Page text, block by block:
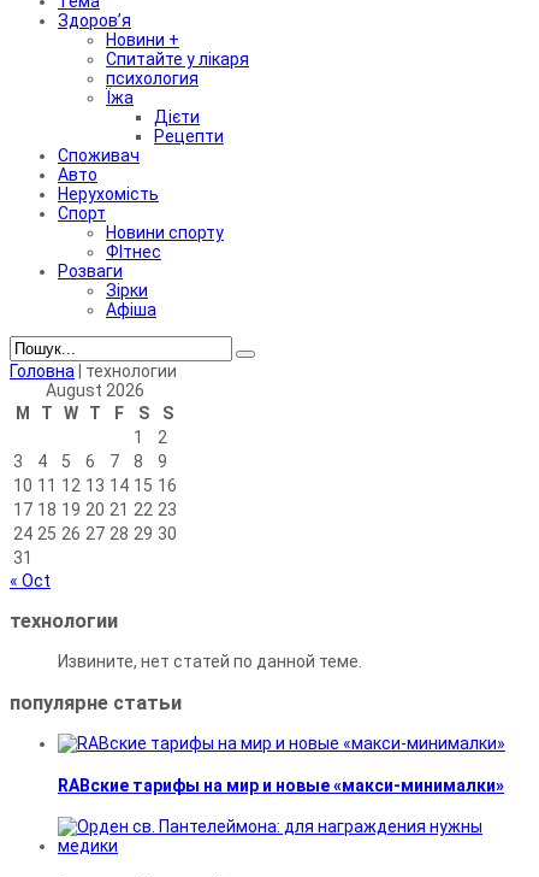
Здоров’я
Новини +
Спитайте у лікаря
психология
Їжа
Дієти
Рецепти
Споживач
Авто
Нерухомість
Спорт
Новини спорту
ФІтнес
Розваги
Зірки
Афіша
Головна
технологии
August 2026
M
T W T F S
S
1
2
3
4 5 6 7 8
9
10 11 12 13 14 15 16
17 18 19 20 21 22 23
24 25 26 27 28 29 30
31
« Oct
технологии
Извините, нет статей по данной теме.
популярне статьи
RABские тарифы на мир и новые «макси-минималки»